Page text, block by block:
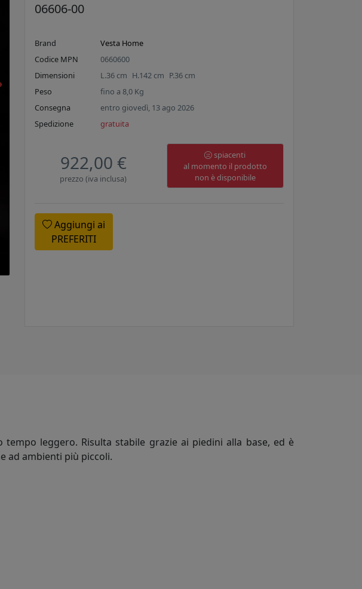
06606-00
Brand
Vesta Home
Codice MPN
0660600
Dimensioni
L.36 cm H.142 cm P.36 cm
Peso
fino a8,0 Kg
Consegna
entro giovedì, 13 ago 2026
Spedizione
gratuita
922,00 €
prezzo (iva inclusa)
spiacenti
al momento il prodotto
non è disponibile
Aggiungi ai
PREFERITI
leggero. Risulta stabile grazie ai piedini alla base, ed è
ad ambienti più piccoli.